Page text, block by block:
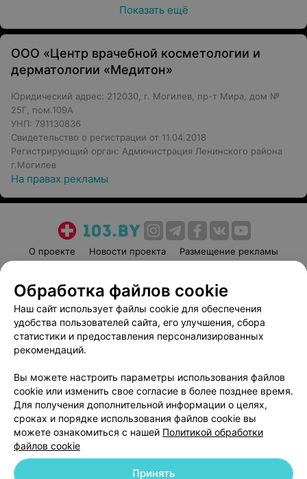
Показать ещё
ООО «Центр врачебной косметологии и
дерматологии «Медитон»
Юридический адрес: 212030, г. Могилев, пр-т Мира, дом №
25Г, пом.109А
УНП: 791130836
Свидетельство о регистрации от 11.04.2018
Регистрирующий орган: Администрация Ленинского района
г.Могилев
На правах рекламы
О проекте Новости проекта
Размещение рекламы
Пользовательское соглашение
Способы оплаты
Вакансии
Партнеры
Написать руководителю 103.by
Обработка персональных данных
Обработка файлов cookie
Наш сайт использует файлы cookie для обеспечения
удобства пользователей сайта, его улучшения, сбора
статистики и предоставления персонализированных
рекомендаций.
Вы можете настроить параметры использования файлов
cookie или изменить свое согласие в более позднее время.
Для получения дополнительной информации о целях,
сроках и порядке использования файлов cookie вы
можете ознакомиться с нашей Политикой обработки
файлов cookie
Принять